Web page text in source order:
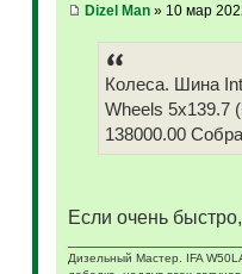
Dizel Man» 10 мар
Колеса. Шина
Wheels 5x139.7
138000.00
Если очень
Дизельный Мастер. IFA